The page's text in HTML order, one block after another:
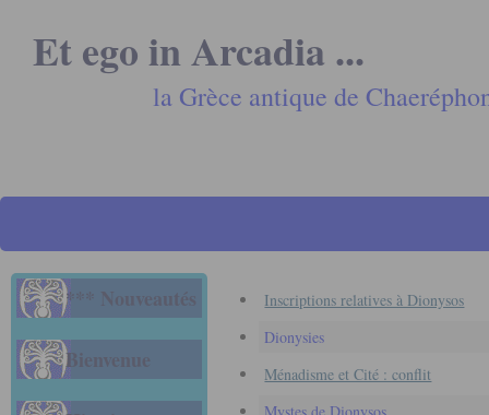
Et ego in Arcadia ...
la Grèce antique de
*** Nouveautés
Bienvenue
Inscriptions relatives à Dionysos
Dionysies
Ménadisme et Cité : conflit